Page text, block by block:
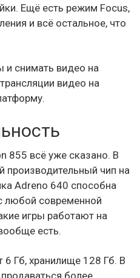
Ещё есть режим Focus,
и всё остальное, что
снимать видео на
видео на
855 всё уже сказано. В
чип на
Adreno 640 способна
любой современной
игры работают на
есть.
Гб, хранилище 128 Гб. В